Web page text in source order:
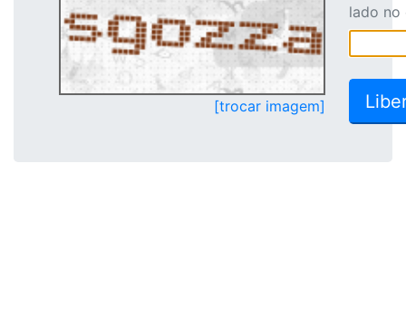
[trocar imagem]
lado no